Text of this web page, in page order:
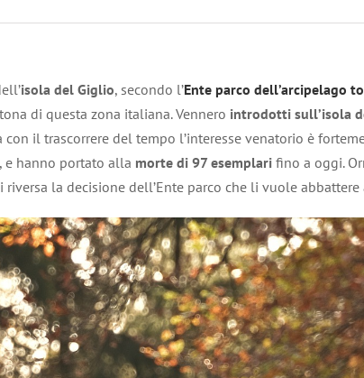
isola del Giglio, secondo l’Ente parco dell’arcipelago
di questa zona italiana. Vennero introdotti sull’isola
con il trascorrere del tempo l’interesse venatorio è
, e hanno portato alla morte di 97 esemplari fino a oggi.
la decisione dell’Ente parco che li vuole